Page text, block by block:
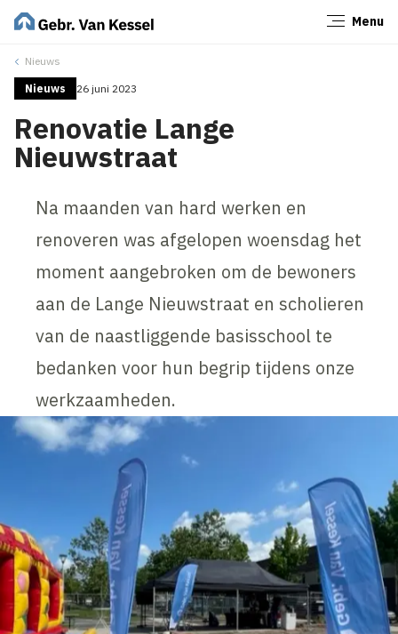
Menu
Nieuws
Nieuws 26 juni 2023
Renovatie Lange
Nieuwstraat
Na maanden van hard werken en
renoveren was afgelopen woensdag het
moment aangebroken om de bewoners
aan de Lange Nieuwstraat en scholieren
van de naastliggende basisschool te
bedanken voor hun begrip tijdens onze
werkzaamheden.
Sluiten